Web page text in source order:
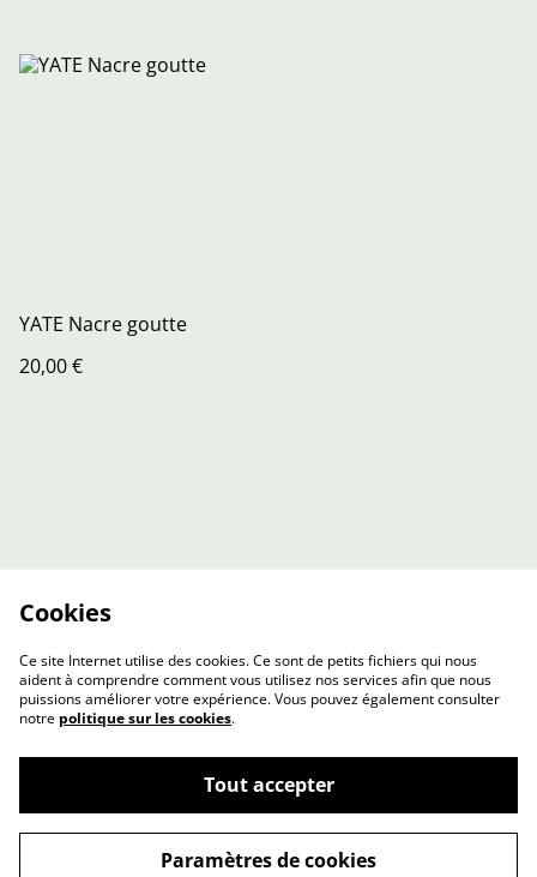
YATE Nacre goutte
20,00 €
Privacy Policy
Cookie Policy
Cookies
Ce site Internet utilise des cookies. Ce sont de petits fichiers qui nous
aident à comprendre comment vous utilisez nos services afin que nous
puissions améliorer votre expérience. Vous pouvez également consulter
notre politique sur les cookies.
Tout accepter
Paramètres de cookies